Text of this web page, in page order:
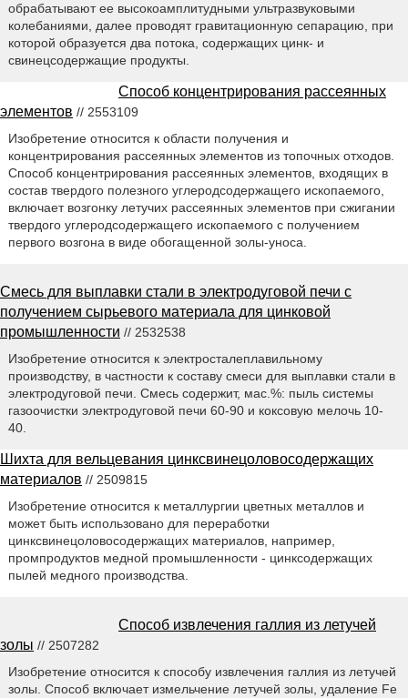
обрабатывают ее высокоамплитудными ультразвуковыми
колебаниями, далее проводят гравитационную сепарацию, при
которой образуется два потока, содержащих цинк- и
свинецсодержащие продукты.
Способ концентрирования рассеянных
элементов // 2553109
Изобретение относится к области получения и
концентрирования рассеянных элементов из топочных отходов.
Способ концентрирования рассеянных элементов, входящих в
состав твердого полезного углеродсодержащего ископаемого,
включает возгонку летучих рассеянных элементов при сжигании
твердого углеродсодержащего ископаемого с получением
первого возгона в виде обогащенной золы-уноса.
Смесь для выплавки стали в электродуговой печи с
получением сырьевого материала для цинковой
промышленности // 2532538
Изобретение относится к электросталеплавильному
производству, в частности к составу смеси для выплавки стали в
электродуговой печи. Смесь содержит, мас.%: пыль системы
газоочистки электродуговой печи 60-90 и коксовую мелочь 10-
40.
Шихта для вельцевания цинксвинецоловосодержащих
материалов // 2509815
Изобретение относится к металлургии цветных металлов и
может быть использовано для переработки
цинксвинецоловосодержащих материалов, например,
промпродуктов медной промышленности - цинксодержащих
пылей медного производства.
Способ извлечения галлия из летучей
золы // 2507282
Изобретение относится к способу извлечения галлия из летучей
золы. Способ включает измельчение летучей золы, удаление Fe